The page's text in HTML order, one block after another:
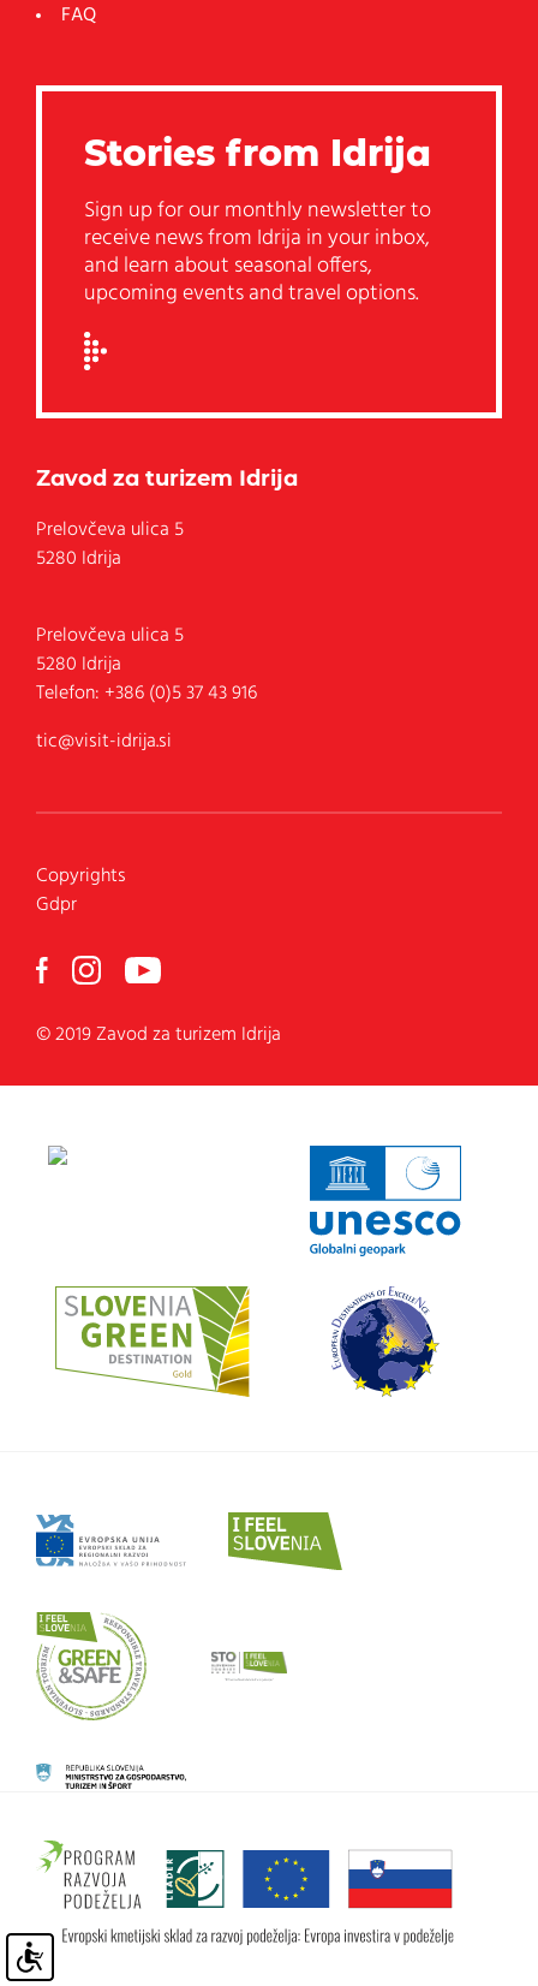
FAQ
Stories from Idrija
Sign up for our monthly newsletter to
receive news from Idrija in your inbox,
and learn about seasonal offers,
upcoming events and travel options.
Zavod za turizem Idrija
Prelovčeva ulica 5
5280 Idrija
Prelovčeva ulica 5
5280 Idrija
Telefon: +386 (0)5 37 43 916
tic@visit-idrija.si
Copyrights
Gdpr
© 2019 Zavod za turizem Idrija